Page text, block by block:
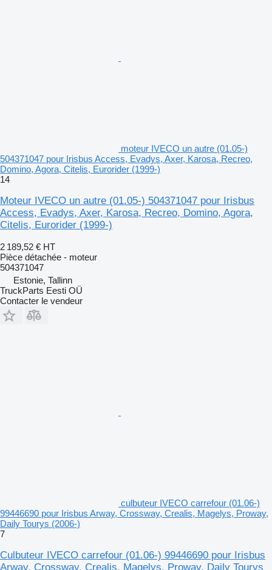
moteur IVECO un autre (01.05-)
504371047 pour Irisbus Access, Evadys, Axer, Karosa, Recreo,
Domino, Agora, Citelis, Eurorider (1999-)
14
Moteur IVECO un autre (01.05-) 504371047 pour Irisbus
Access, Evadys, Axer, Karosa, Recreo, Domino, Agora,
Citelis, Eurorider (1999-)
2 189,52 € HT
Pièce détachée - moteur
504371047
Estonie, Tallinn
TruckParts Eesti OÜ
Contacter le vendeur
culbuteur IVECO carrefour (01.06-)
99446690 pour Irisbus Arway, Crossway, Crealis, Magelys, Proway,
Daily Tourys (2006-)
7
Culbuteur IVECO carrefour (01.06-) 99446690 pour Irisbus
Arway, Crossway, Crealis, Magelys, Proway, Daily Tourys